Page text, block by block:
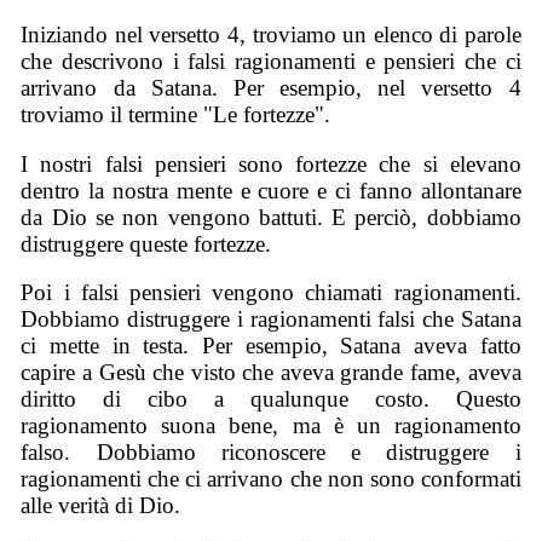
Iniziando nel versetto 4, troviamo un elenco di parole
che descrivono i falsi ragionamenti e pensieri che ci
arrivano da Satana. Per esempio, nel versetto 4
troviamo il termine "Le fortezze".
I nostri falsi pensieri sono fortezze che si elevano
dentro la nostra mente e cuore e ci fanno allontanare
da Dio se non vengono battuti. E perciò, dobbiamo
distruggere queste fortezze.
Poi i falsi pensieri vengono chiamati ragionamenti.
Dobbiamo distruggere i ragionamenti falsi che Satana
ci mette in testa. Per esempio, Satana aveva fatto
capire a Gesù che visto che aveva grande fame, aveva
diritto di cibo a qualunque costo. Questo
ragionamento suona bene, ma è un ragionamento
falso. Dobbiamo riconoscere e distruggere i
ragionamenti che ci arrivano che non sono conformati
alle verità di Dio.